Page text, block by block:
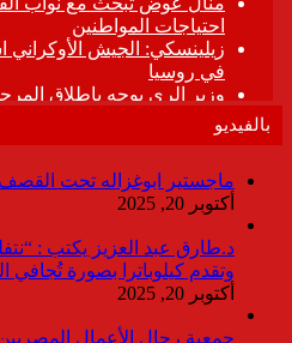
بالفيديو
ماجستير ابوغزاله تحت القصف
أكتوبر 20, 2025
د.طارق عبد العزيز يكتب :
وتقدم كيلوباترا بصورة تُجافي
أكتوبر 20, 2025
جمعية رجال الأعمال